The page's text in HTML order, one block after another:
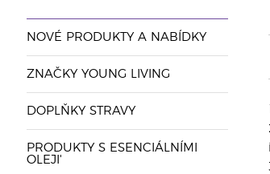
NOVÉ PRODUKTY A NABÍDKY
ZNAČKY YOUNG LIVING
DOPLŇKY STRAVY
PRODUKTY S ESENCIÁLNÍMI
OLEJI'